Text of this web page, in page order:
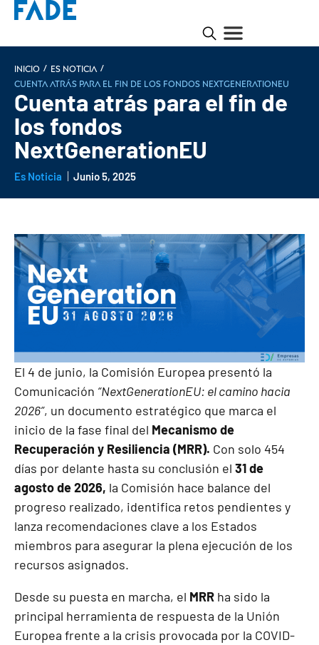
INICIO / Es noticia /
Cuenta atrás para el fin de los fondos NextGenerationEU
Cuenta atrás para el fin de
los fondos
NextGenerationEU
Es Noticia Junio 5, 2025
El 4 de junio, la Comisión Europea presentó la
Comunicación “NextGenerationEU: el camino hacia
2026”, un documento estratégico que marca el
inicio de la fase final del Mecanismo de
Recuperación y Resiliencia (MRR). Con solo 454
días por delante hasta su conclusión el 31 de
agosto de 2026, la Comisión hace balance del
progreso realizado, identifica retos pendientes y
lanza recomendaciones clave a los Estados
miembros para asegurar la plena ejecución de los
recursos asignados.
Desde su puesta en marcha, el MRR ha sido la
principal herramienta de respuesta de la Unión
Europea frente a la crisis provocada por la COVID-